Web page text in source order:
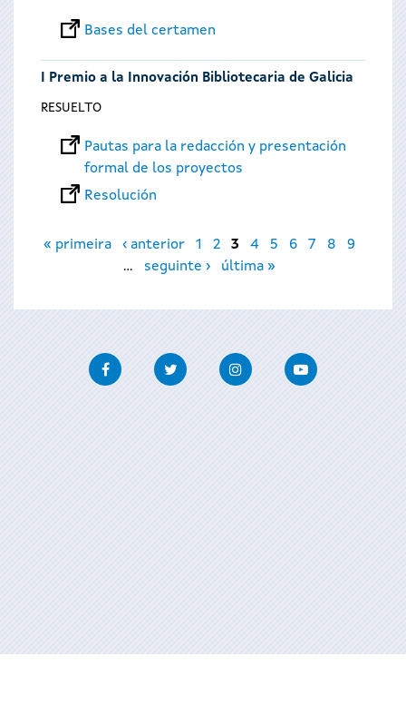
Bases del certamen
I Premio a la Innovación Bibliotecaria de Galicia
RESUELTO
Pautas para la redacción y presentación
formal de los proyectos
Resolución
Páginas
« primeira ‹ anterior 1 2 3 4 5 6 7 8
9
…
seguinte › última »
FacebookTwitter InstagramYoutube